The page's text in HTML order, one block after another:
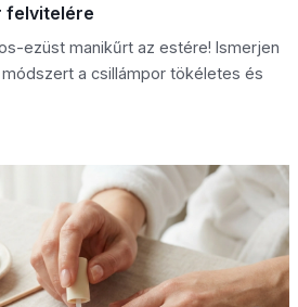
felvitelére
ezüst manikűrt az estére! Ismerjen
a csillámpor tökéletes és